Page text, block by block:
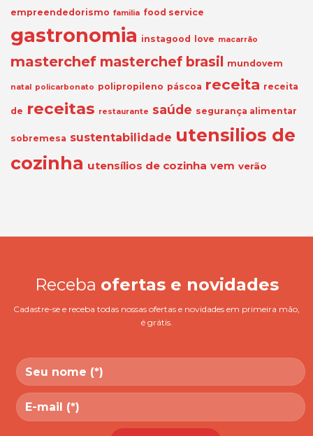
empreendedorismo familia food service
gastronomia instagood love macarrão
masterchef masterchef brasil mundovem
natal policarbonato polipropileno páscoa receita receita
de receitas restaurante saúde segurança alimentar
sobremesa sustentabilidade utensilios de
cozinha utensílios de cozinha vem verão
Receba ofertas e novidades
Cadastre-se e receba todas nossas ofertas e novidades em primeira mão,
é grátis.